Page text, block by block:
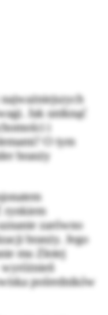
Jak uniknąć
i
O tym
branży
rynkiem
zarówno
branży. Jego
mu Złotej
pośredników